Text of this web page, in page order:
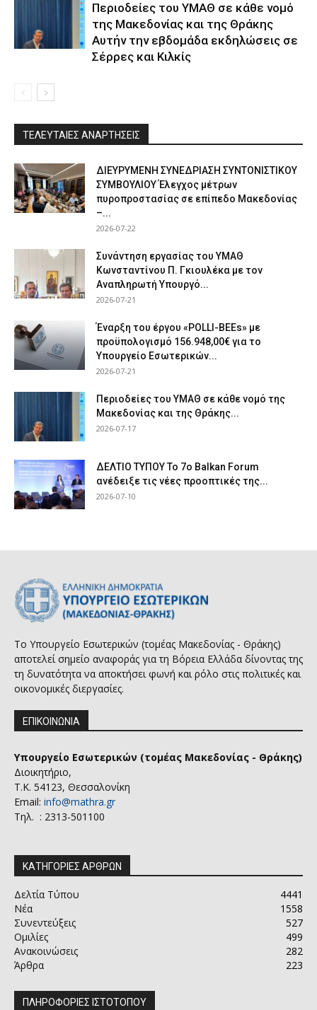
Περιοδείες του ΥΜΑΘ σε κάθε νομό
της Μακεδονίας και της Θράκης
Αυτήν την εβδομάδα εκδηλώσεις σε
Σέρρες και Κιλκίς
ΤΕΛΕΥΤΑΙΕΣ ΑΝΑΡΤΗΣΕΙΣ
ΔΙΕΥΡΥΜΕΝΗ ΣΥΝΕΔΡΙΑΣΗ ΣΥΝΤΟΝΙΣΤΙΚΟΥ
ΣΥΜΒΟΥΛΙΟΥ Έλεγχος μέτρων
πυροπροστασίας σε επίπεδο Μακεδονίας
–...
2026-07-22
Συνάντηση εργασίας του ΥΜΑΘ
Κωνσταντίνου Π. Γκιουλέκα με τον
Αναπληρωτή Υπουργό...
2026-07-21
Έναρξη του έργου «POLLI-BEEs» με
προϋπολογισμό 156.948,00€ για το
Υπουργείο Εσωτερικών...
2026-07-21
Περιοδείες του ΥΜΑΘ σε κάθε νομό της
Μακεδονίας και της Θράκης...
2026-07-17
ΔΕΛΤΙΟ ΤΥΠΟΥ Το 7ο Balkan Forum
ανέδειξε τις νέες προοπτικές της...
2026-07-10
Το Υπουργείο Εσωτερικών (τομέας Μακεδονίας - Θράκης)
αποτελεί σημείο αναφοράς για τη Βόρεια Ελλάδα δίνοντας της
τη δυνατότητα να αποκτήσει φωνή και ρόλο στις πολιτικές και
οικονομικές διεργασίες.
ΕΠΙΚΟΙΝΩΝΙΑ
Υπουργείο Εσωτερικών (τομέας Μακεδονίας - Θράκης)
Διοικητήριο,
Τ.Κ. 54123, Θεσσαλονίκη
Email: info@mathra.gr
Τηλ. : 2313-501100
ΚΑΤΗΓΟΡΙΕΣ ΑΡΘΡΩΝ
Δελτία Τύπου
4441
Νέα
1558
Συνεντεύξεις
527
Ομιλίες
499
Ανακοινώσεις
282
Άρθρα
223
ΠΛΗΡΟΦΟΡΙΕΣ ΙΣΤΟΤΟΠΟΥ